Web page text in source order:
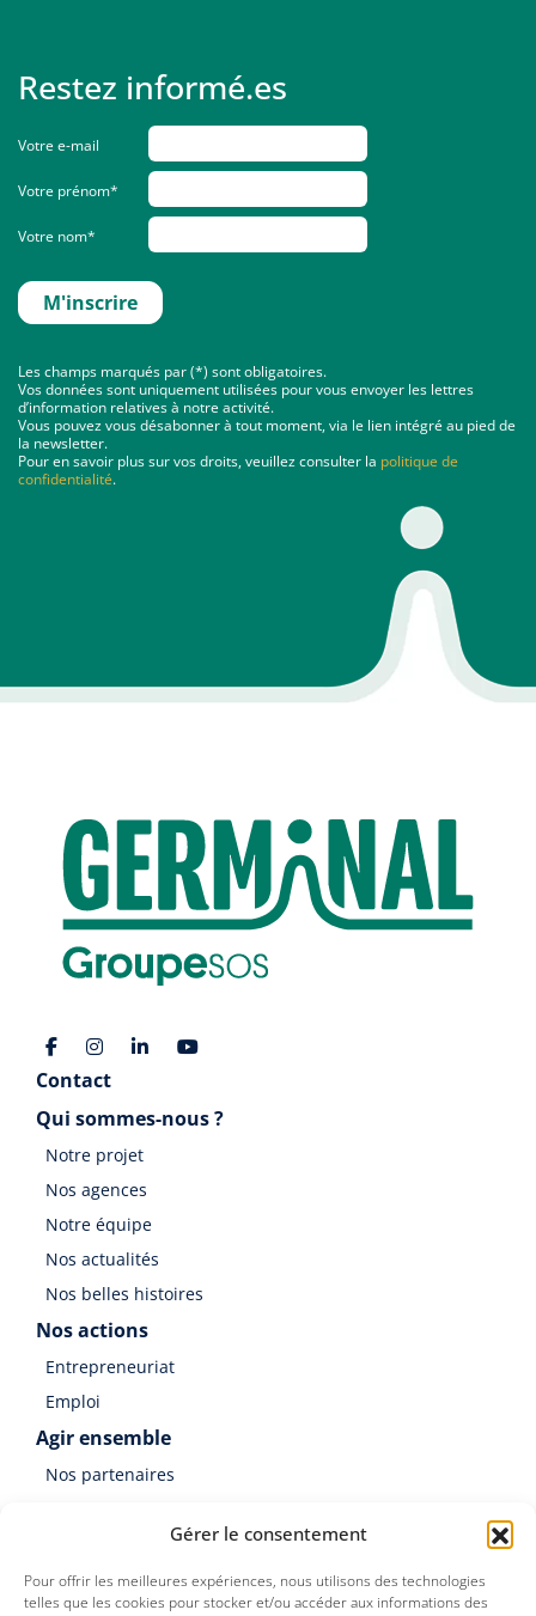
Gérer le consentement
Pour offrir les meilleures expériences, nous utilisons des technologies
telles que les cookies pour stocker et/ou accéder aux informations des
Restez informé.es
Votre e-mail
Votre prénom*
Votre nom*
Les champs marqués par (*) sont obligatoires.
Vos données sont uniquement utilisées pour vous envoyer les lettres
d’information relatives à notre activité.
Vous pouvez vous désabonner à tout moment, via le lien intégré au pied de
la newsletter.
Pour en savoir plus sur vos droits, veuillez consulter la politique de
confidentialité.
Contact
Qui sommes-nous ?
Notre projet
Nos agences
Notre équipe
Nos actualités
Nos belles histoires
Nos actions
Entrepreneuriat
Emploi
Agir ensemble
Nos partenaires